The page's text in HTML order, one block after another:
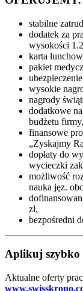
stabilne
dodatek za
wysokości
karta
pakiet
wysokie
nagrody
dodatkowe
budżetu firmy,
finansowe
„Zyskajmy
dopłaty do
wycieczki
możliwość
nauka jęz.
zł,
bezpośredni
Aplikuj szybko
Aktualne oferty